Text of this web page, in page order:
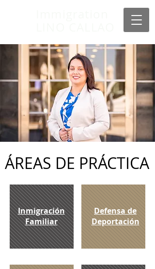
ÁREAS DE PRÁCTICA
Inmigración
Familiar
Defensa de
Deportación